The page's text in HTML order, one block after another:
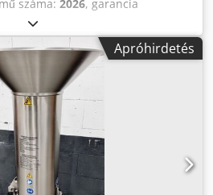
száma: 2026, garancia
, bemeneti feszültség:
eddig:08/2028, teljes
720 mm, teljes magasság:
50 Hz, bemeneti áram
+++ Kenyérmaradék-aprító +++ ÚJ
stb. "Az
Cedpfx Ahjdg Hn Uo Usrf
Nagy teljesítményű aprítógép
3 / 5 / 8 és 12 mm (tartozék)
dugó Méretek: 720 x 810 x
Bio-univerzális aprító 35 év
Apróhirdetés